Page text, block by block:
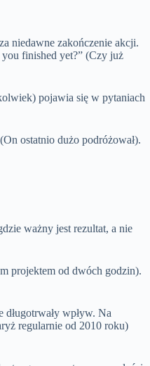
niedawne zakończenie akcji.
finished yet?” (Czy już
pojawia się w pytaniach
ostatnio dużo podróżował).
ważny jest rezultat, a nie
projektem od dwóch godzin).
długotrwały wpływ. Na
regularnie od 2010 roku)